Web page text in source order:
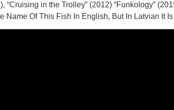
“Cruising in the Trolley” (2012) “Funkology”
Name Of This Fish In English, But In Latvian It